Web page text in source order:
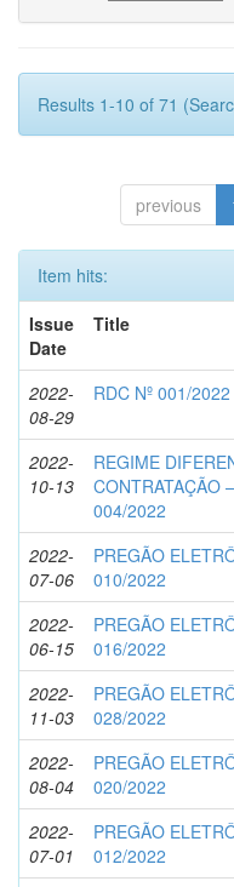
Results 1-10 of 71
previous
Item hits:
Issue
Date
Title
2022-
08-29
RDC Nº 001/2022
2022-
10-13
REGIME
CONTRATAÇÃO
004/2022
2022-
07-06
PREGÃO
010/2022
2022-
06-15
PREGÃO
016/2022
2022-
11-03
PREGÃO
028/2022
2022-
08-04
PREGÃO
020/2022
2022-
07-01
PREGÃO
012/2022